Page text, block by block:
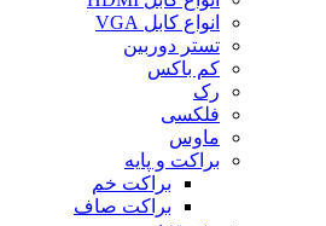
انواع کابل VGA
تستر دوربین
کم باکس
رک
فلکسی
ماوس
براکت و پایه
براکت خم
براکت صاف